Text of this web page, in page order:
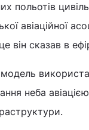
польотів
авіаційної
він сказав в
неба